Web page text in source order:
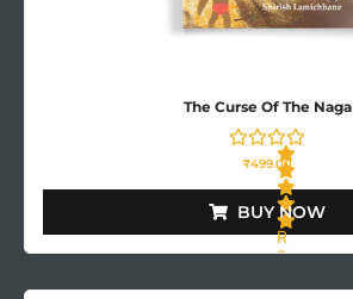
The Curse Of The Naga
R
a
e
₹499.00
BUY NOW